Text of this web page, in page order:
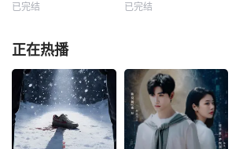
已完结 已完结
正在热播